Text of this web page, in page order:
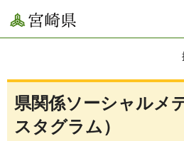
宮崎県
県関係ソーシャルメ
スタグラム）